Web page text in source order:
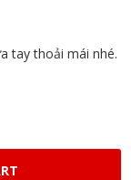
tay thoải mái nhé.